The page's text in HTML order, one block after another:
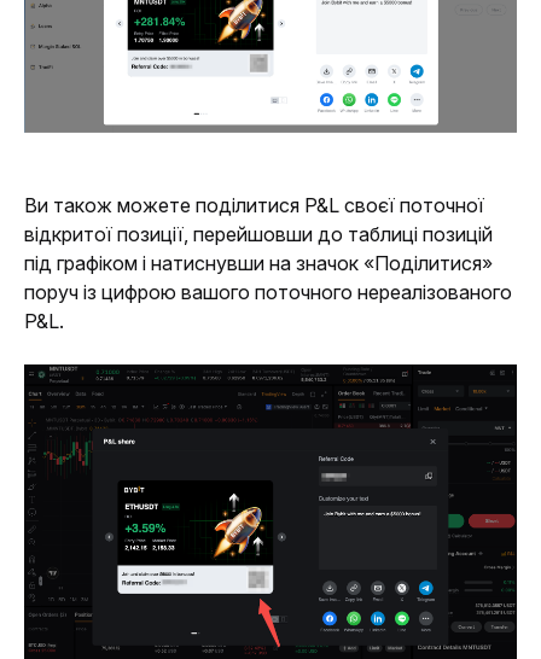
Ви також можете поділитися P&L своєї поточної
відкритої позиції, перейшовши до таблиці позицій
під графіком і натиснувши на значок «Поділитися»
поруч із цифрою вашого поточного нереалізованого
P&L.